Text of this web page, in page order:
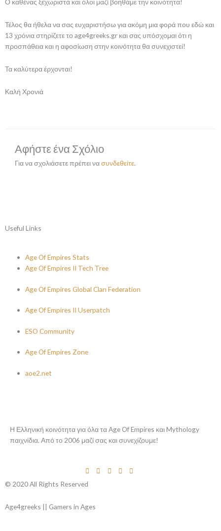
Ο καθένας ξεχωριστά και όλοι μαζί βοηθάμε την κοινότητα!
Τέλος θα ήθελα να σας ευχαριστήσω για ακόμη μια φορά που εδώ και
13 χρόνια στηρίζετε το age4greeks.gr και σας υπόσχομαι ότι η
προσπάθεια και η αφοσίωση στην κοινότητα θα συνεχιστεί!
Τα καλύτερα έρχονται!
Καλή Χρονιά
Αφήστε ένα Σχόλιο
Για να σχολιάσετε πρέπει νασυνδεθείτε.
Useful Links
Age Of Empires Stats
Age Of Empires II Tech Tree
Age Of Empires Global Clan Federation
Age Of Empires II Userpatch
ESO Community
Age Of Empires Zone
aoe2.net
Η Ελληνική κοινότητα για όλα τα Age Of Empires και Mythology
παιχνίδια. Από το 2006 μαζί σας και συνεχίζουμε!
© 2020 All Rights Reserved
Age4greeks || Gamers in Ages